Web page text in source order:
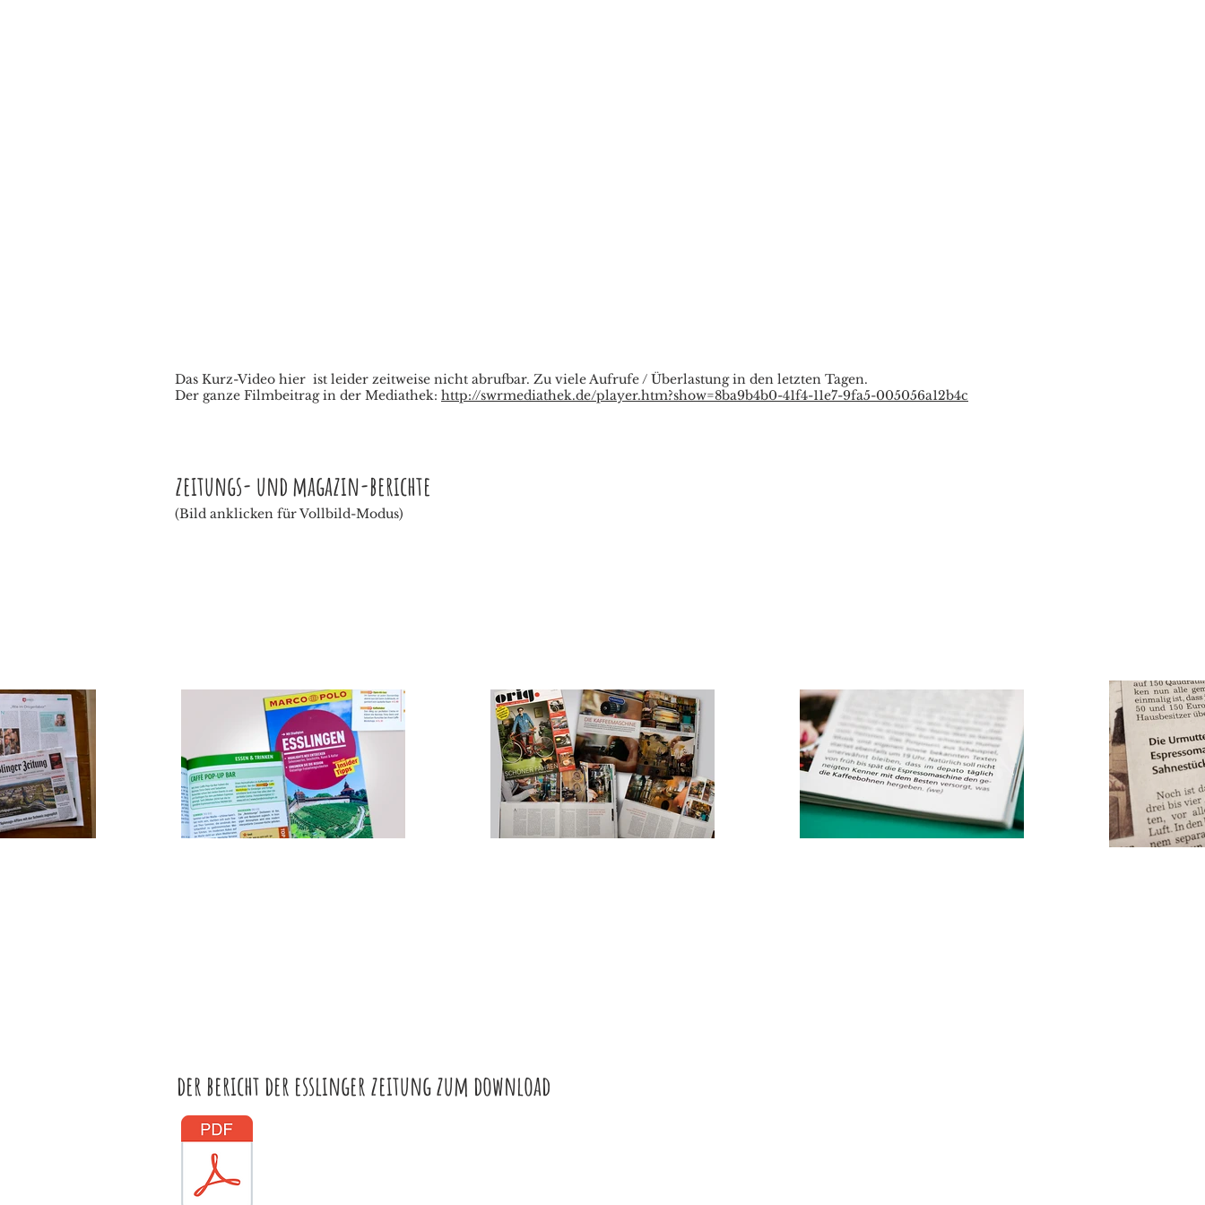
Das Kurz-Video hier ist leider zeitweise nicht abrufbar. Zu viele Aufrufe / Überlastung in den letzten Tagen.
Der ganze Filmbeitrag in der Mediathek: http://swrmediathek.de/player.htm?show=8ba9b4b0-41f4-11e7-9fa5-005056a12b4c
zeitungs- und magazin-berichte
(Bild anklicken für Vollbild-Modus)
der bericht der esslinger zeitung zum download